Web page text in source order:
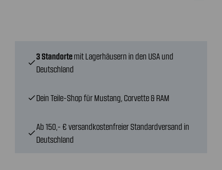
check
3 Standorte mit Lagerhäusern in den USA und
Deutschland
checkDein Teile-Shop für Mustang, Corvette & RAM
check
Ab 150,- € versandkostenfreier Standardversand in
Deutschland